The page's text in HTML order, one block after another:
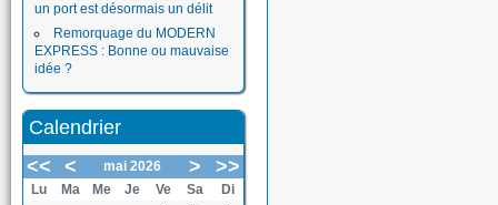
un port est désormais un délit
Remorquage du MODERN
EXPRESS : Bonne ou mauvaise
idée ?
Calendrier
<<
< mai 2026 > >>
Lu Ma Me Je Ve Sa
Di